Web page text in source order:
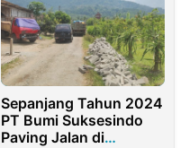
Sepanjang Tahun 2024
PT Bumi Suksesindo
Paving Jalan di